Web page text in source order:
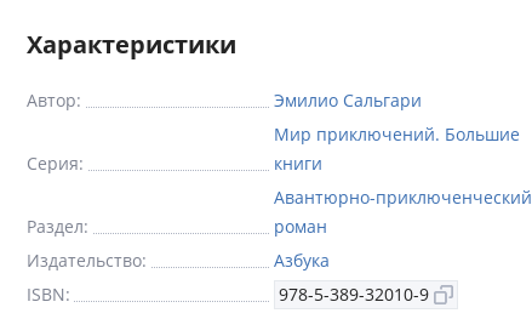
Характеристики
Автор: Эмилио Сальгари
Серия:
Мир приключений. Большие
книги
Раздел:
Авантюрно-приключенческий
роман
Издательство:
Азбука
ISBN:
978-5-389-32010-9